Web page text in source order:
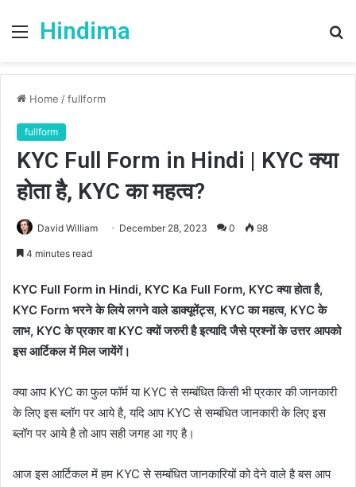
Menu
Hindima
Home /fullform
fullform
KYC Full Form in Hindi | KYC क्या
होता है, KYC का महत्व?
David William December 28, 2023 0 98
4 minutes read
KYC Full Form in Hindi, KYC Ka Full Form, KYC क्या होता है,
KYC Form भरने के लिये लगने वाले डाक्यूमेंट्स, KYC का महत्व, KYC के
लाभ, KYC के प्रकार वा KYC क्यों जरुरी है इत्यादि जैसे प्रश्नों के उत्तर आपको
इस आर्टिकल में मिल जायेंगें।
क्या आप KYC का फुल फॉर्म या KYC से सम्बंधित किसी भी प्रकार की जानकारी
के लिए इस ब्लॉग पर आये है, यदि आप KYC से सम्बंधित जानकारी के लिए इस
ब्लॉग पर आये है तो आप सही जगह आ गए है।
आज इस आर्टिकल में हम KYC से सम्बंधित जानकारियों को देने वाले है बस आप